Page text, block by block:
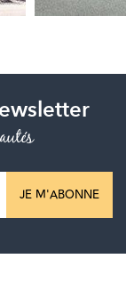
JE M'ABONNE